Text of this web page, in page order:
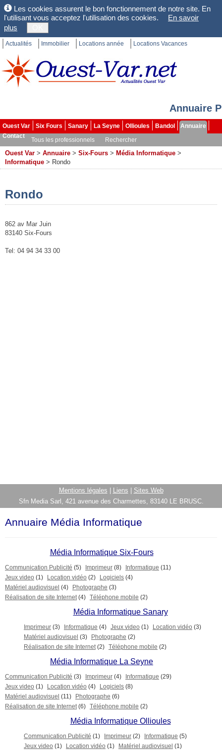
Les cookies assurent le bon fonctionnement de notre site. En
l'utilisant vous acceptez l'utilisation des cookies.
En savoir
plus
Actualités Immobilier Locations année Locations Vacances
Annuaire
Ouest Var Six Fours Sanary La Seyne Ollioules Bandol
Annuaire
Contact
Tous les professionnels Rechercher
Ouest Var > Annuaire > Six-Fours > Média Informatique >
Informatique > Rondo
Rondo
862 av Mar Juin
83140 Six-Fours
Tel: 04 94 34 33 00
Mentions légales Liens
Sites Web
Sfn Media Sarl, 421 avenue des Charmettes, 83140 LE BRUSC.
Annuaire Média Informatique
Média Informatique Six-Fours
Communication Publicité (5) Imprimeur (8) Informatique (11)
Jeux video (1) Location vidéo (2) Logiciels (4)
Matériel audiovisuel (4) Photographe (3)
Réalisation de site Internet (4) Téléphone mobile (2)
Média Informatique Sanary
Imprimeur (3) Informatique (4) Jeux video (1) Location vidéo (3)
Matériel audiovisuel (3) Photographe (2)
Réalisation de site Internet (2) Téléphone mobile (2)
Média Informatique La Seyne
Communication Publicité (3) Imprimeur (4) Informatique (29)
Jeux video (1) Location vidéo (4) Logiciels (8)
Matériel audiovisuel (11) Photographe (6)
Réalisation de site Internet (6) Téléphone mobile (2)
Média Informatique Ollioules
Communication Publicité (1) Imprimeur (2) Informatique (5)
Jeux video (1) Location vidéo (1) Matériel audiovisuel (1)